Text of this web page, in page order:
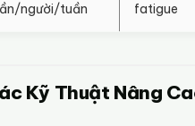
người/tuần
fatigue
Kỹ Thuật Nâng